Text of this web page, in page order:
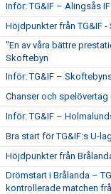
Inför: TG&IF – Alingsås IF
Höjdpunkter från TG&IF
"En av våra bättre
Skoftebyn
Inför: TG&IF –
Chanser och spelövertag
Inför: TG&IF –
Bra start för TG&IF:s U-lag
Höjdpunkter från
Drömstart i Brålanda –
kontrollerade matchen